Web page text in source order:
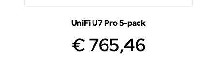
UniFi U7 Pro 5-pack
€765,46